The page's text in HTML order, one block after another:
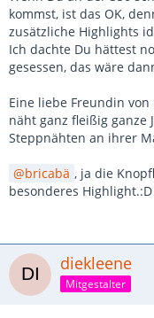
kommst, ist das OK,
zusätzliche Highlights
Ich dachte Du hättest
gesessen, das wäre
Eine liebe Freundin
näht ganz fleißig ganze
Steppnähten an ihrer
bricabä , ja die
besonderes Highlight.:D
diekleene
Mitgestalter